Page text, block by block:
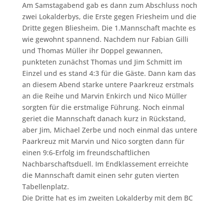
Am Samstagabend gab es dann zum Abschluss noch
zwei Lokalderbys, die Erste gegen Friesheim und die
Dritte gegen Bliesheim. Die 1.Mannschaft machte es
wie gewohnt spannend. Nachdem nur Fabian Gilli
und Thomas Müller ihr Doppel gewannen,
punkteten zunächst Thomas und Jim Schmitt im
Einzel und es stand 4:3 für die Gäste. Dann kam das
an diesem Abend starke untere Paarkreuz erstmals
an die Reihe und Marvin Enkirch und Nico Müller
sorgten für die erstmalige Führung. Noch einmal
geriet die Mannschaft danach kurz in Rückstand,
aber Jim, Michael Zerbe und noch einmal das untere
Paarkreuz mit Marvin und Nico sorgten dann für
einen 9:6-Erfolg im freundschaftlichen
Nachbarschaftsduell. Im Endklassement erreichte
die Mannschaft damit einen sehr guten vierten
Tabellenplatz.
Die Dritte hat es im zweiten Lokalderby mit dem BC